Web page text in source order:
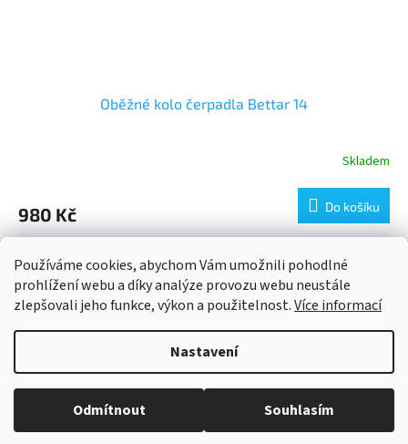
Používáme cookies, abychom Vám umožnili pohodlné
prohlížení webu a díky analýze provozu webu neustále
zlepšovali jeho funkce, výkon a použitelnost.Více informací
Nastavení
Odmítnout Souhlasím
Oběžné kolo čerpadla Bettar 14
Skladem
980 Kč Do košíku
O
v
l
á
d
a
c
í
v
7položek celkem
Copyright 2026ESHOPBAZÉNY. Všechna práva vyhrazena.Upravit